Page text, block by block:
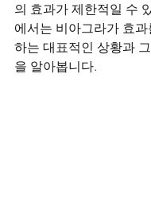
의 효과가 제한적일 수
에서는 비아그라가 효
하는 대표적인 상황과
을 알아봅니다.